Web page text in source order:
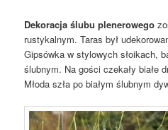
Dekoracja ślubu plenerowego
rustykalnym. Taras był
Gipsówka w stylowych słoikach,
ślubnym. Na gości czekały białe
Młoda szła po białym ślubnym